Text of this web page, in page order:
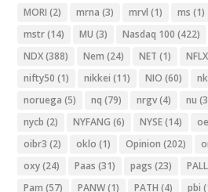
MORI (2) mrna (3) mrvl (1) ms (1)
mstr(14) MU (3) Nasdaq 100 (422)
NDX(388) Nem (24) NET (1) NFLX
nifty50 (1) nikkei (11) NIO (60)
noruega (5) nq (79) nrgv(4) nu
nycb (2) NYFANG (6) NYSE(14)
oibr3 (2) oklo (1) Opinion (202)
oxy(24) Paas (31) pags (23) PALL
Pam (57) PANW(1) PATH (4) pbi